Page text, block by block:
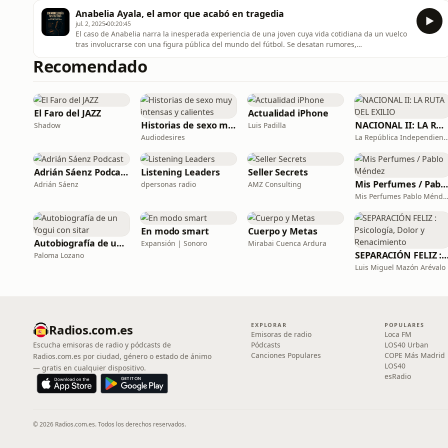
Félix Martínez Reséndiz— había
Anabelia Ayala, el amor que acabó en tragedia
jul. 2, 2025 00:20:45
El caso de Anabelia narra la inesperada experiencia de una joven cuya vida cotidiana da un vuelco
tras involucrarse con una figura pública del mundo del fútbol. Se desatan rumores,
Es una historia de pasiones, redes sociales y consecuencias inesperadas, donde Anabelia debe
decidir hasta dónde está dis
Recomendado
El Faro del JAZZ
Shadow Historias de sexo muy intensas y calientes
Audiodesires
Actualidad iPhone
Luis Padilla NACIONAL II: LA RUTA DEL EXILIO
La República Independiente de la Radio
Adrián Sáenz Podcast
Adrián Sáenz
Listening Leaders
dpersonas radio
Seller Secrets
AMZ Consulting Mis Perfumes / Pablo Méndez
Mis Perfumes Pablo Méndez
Autobiografía de un Yogui con sitar
Paloma Lozano
En modo smart
Expansión | Sonoro
Cuerpo y Metas
Mirabai Cuenca Ardura
SEPARACIÓN FELIZ :
Luis Miguel Mazón Arévalo
Radios.com.es
Escucha emisoras de radio y pódcasts de
Radios.com.es por ciudad, género o estado de ánimo
— gratis en cualquier dispositivo.
EXPLORAR
Emisoras de radio
Pódcasts
Canciones Populares
POPULARES
Loca FM
LOS40 Urban
COPE Más Madrid
LOS40
esRadio
© 2026 Radios.com.es. Todos los derechos reservados.